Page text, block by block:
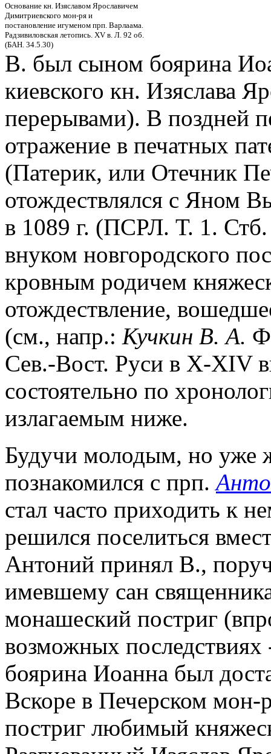
Основание кн. Изяславом Ярославичем
Димитриевского мон-ря и
постановление игуменом прп. Варлаама.
Радзивиловская летопись. XV в. Л. 92 об.
(БАН. 34.5.30)
В. был сыном боярина
киевского кн. Изяслава
перерывами). В поздней
отражение в печатных
(Патерик, или Отечник
отождествлялся с Яном
в 1089 г. (ПСРЛ. Т. 1.
внуком новгородского
кровным родичем
отождествление,
(см., напр.: Кучкин В. А.
Сев.-Вост. Руси в X-XIV
состоятельно по
излагаемым ниже.
Будучи молодым, но уже
познакомился с прп.
стал часто приходить к
решился поселиться
Антоний принял В.,
имевшему сан
монашеский постриг
возможных последствиях
боярина Иоанна был
Вскоре в Печерском
постриг любимый